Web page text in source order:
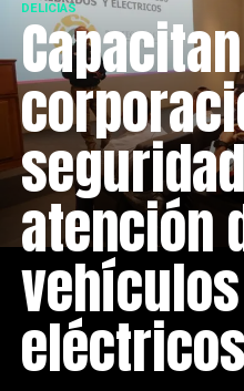
DELICIAS
atención
vehículos
eléctricos